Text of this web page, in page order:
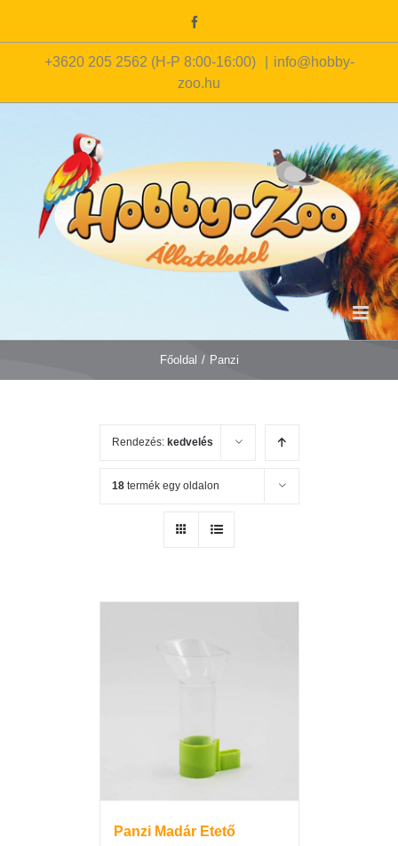
+3620 205 2562 (H-P 8:00-16:00)
info@hobby-
zoo.hu
Főoldal / Panzi
Rendezés: kedvelés
18termék egy oldalon
Panzi Madár Etető